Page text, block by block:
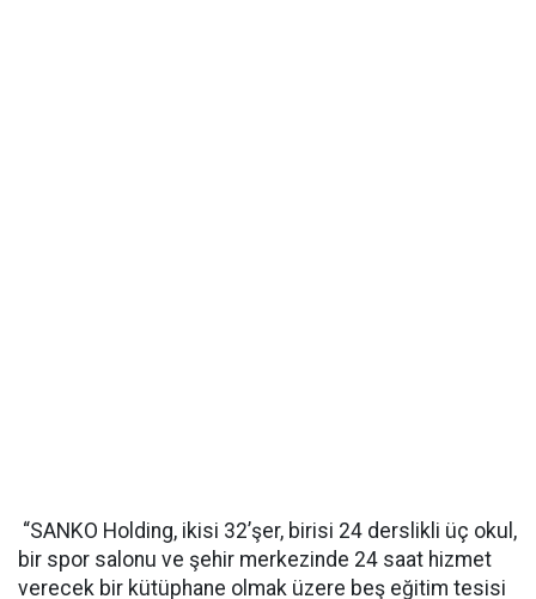
“SANKO Holding, ikisi 32’şer, birisi 24 derslikli üç okul,
bir spor salonu ve şehir merkezinde 24 saat hizmet
verecek bir kütüphane olmak üzere beş eğitim tesisi